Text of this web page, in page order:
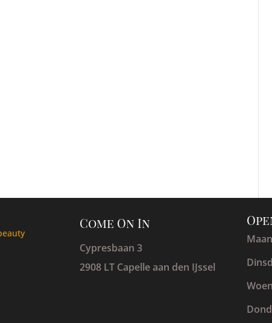
Come On In
Cypresbaan 3
2908 LT Capelle aan den IJssel